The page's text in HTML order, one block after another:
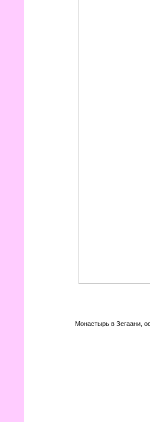
Монастырь в Зегаани,